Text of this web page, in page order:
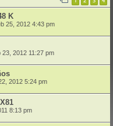
K
25, 2012 4:43 pm
23, 2012 11:27 pm
2012 5:24 pm
8:13 pm